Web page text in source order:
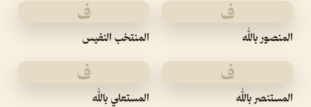
ف
المنصور بالله
ف
المنتخب النفيس
ف
المستنصر بالله
ف
المستعلي بالله